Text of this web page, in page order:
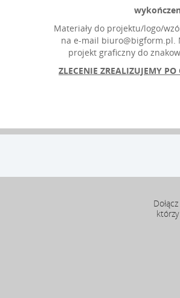
Materiały do projektu/logo/
na e-mail biuro@bigform.pl.
projekt graficzny do
ZLECENIE ZREALIZUJEMY